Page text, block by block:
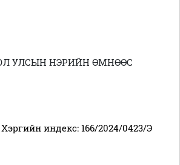
УЛСЫН НЭРИЙН ӨМНӨӨС
Хэргийн индекс: 166/2024/0423/Э